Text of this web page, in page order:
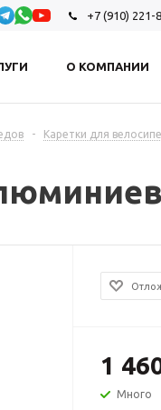
+7 (910) 221-
О КОМПАНИИ
- Каретки для
1
Много